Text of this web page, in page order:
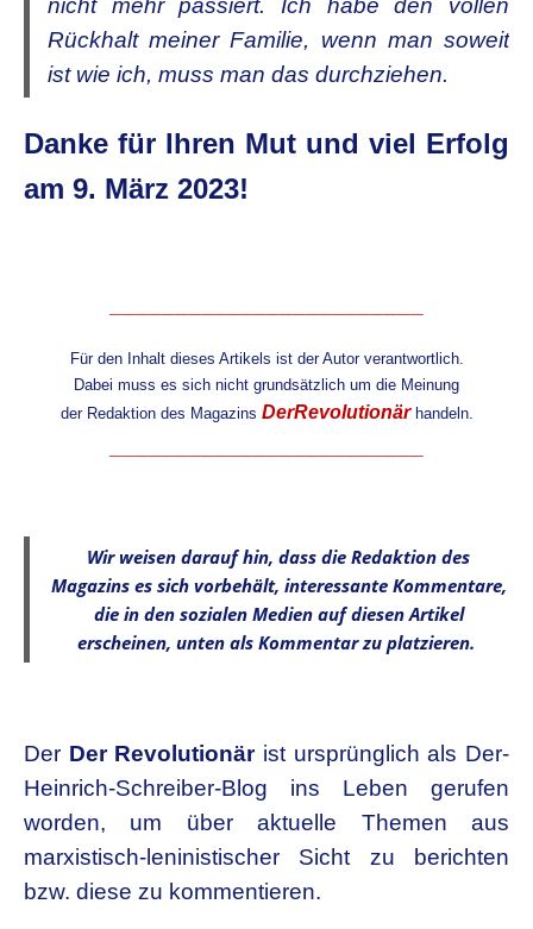
nicht mehr passiert. Ich habe den vollen
Rückhalt meiner Familie, wenn man soweit
ist wie ich, muss man das durchziehen.
Danke für Ihren Mut und viel Erfolg
am 9. März 2023!
Für den Inhalt dieses Artikels ist der Autor verantwortlich.
Dabei muss es sich nicht grundsätzlich um die Meinung
der Redaktion des Magazins DerRevolutionärhandeln.
Wir weisen darauf hin, dass die Redaktion des
Magazins es sich vorbehält, interessante Kommentare,
die in den sozialen Medien auf diesen Artikel
erscheinen, unten als Kommentar zu platzieren.
Der Der Revolutionärist ursprünglich als Der-
Heinrich-Schreiber-Blog ins Leben gerufen
worden, um über aktuelle Themen aus
marxistisch-leninistischer Sicht zu berichten
bzw. diese zu kommentieren.